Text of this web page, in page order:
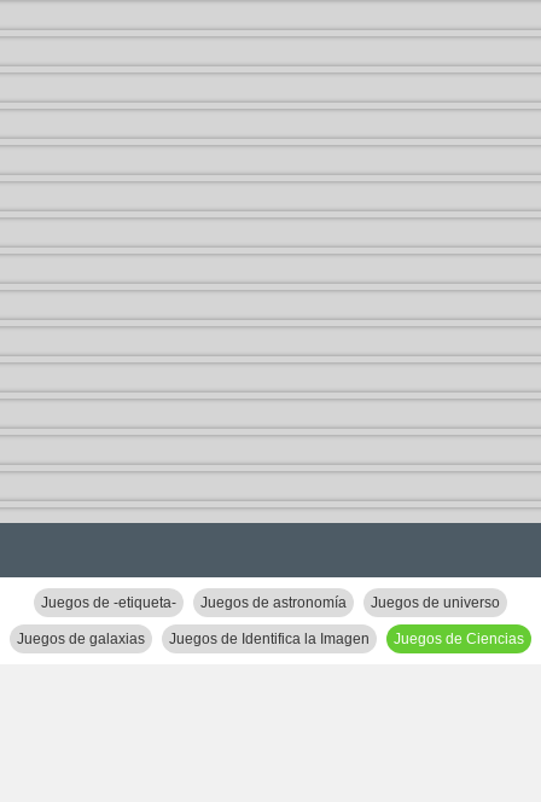
Juegos de -etiqueta- Juegos de astronomía Juegos de universo
Juegos de galaxias Juegos de Identifica la Imagen Juegos de Ciencias